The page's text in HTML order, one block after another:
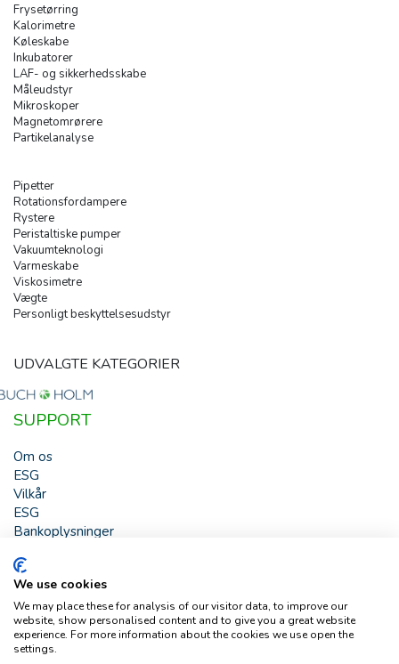
Frysetørring
Kalorimetre
Køleskabe
Inkubatorer
LAF- og sikkerhedsskabe
Måleudstyr
Mikroskoper
Magnetomrørere
Partikelanalyse
Pipetter
Rotationsfordampere
Rystere
Peristaltiske pumper
Vakuumteknologi
Varmeskabe
Viskosimetre
Vægte
Personligt beskyttelsesudstyr
UDVALGTE KATEGORIER
SUPPORT
Om os
ESG
Vilkår
ESG
Bankoplysninger
HJÆLP
Buch & Holm A/S - Marielundvej 39 - DK-2730 Herlev -
Tlf. +45 44 54 00 00 - e-mail:b-h@buch-holm.dk- CVR-nr.:
DK-19993345
We use cookies
We may place these for analysis of our visitor data, to improve our
website, show personalised content and to give you a great website
experience. For more information about the cookies we use open the
settings.